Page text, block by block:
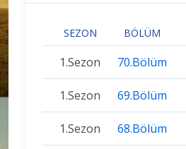
SEZON BÖLÜM
1.Sezon 70.Bölüm
1.Sezon 69.Bölüm
1.Sezon 68.Bölüm